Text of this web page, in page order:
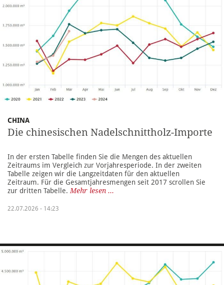
CHINA
Die chinesischen Nadelschnittholz-Importe
In der ersten Tabelle finden Sie die Mengen des aktuellen
Zeitraums im Vergleich zur Vorjahresperiode. In der zweiten
Tabelle zeigen wir die Langzeitdaten für den aktuellen
Zeitraum. Für die Gesamtjahresmengen seit 2017 scrollen Sie
zur dritten Tabelle. Mehr lesen ...
22.07.2026 - 14:23